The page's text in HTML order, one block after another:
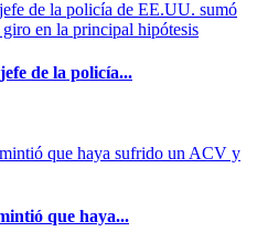
de la policía...
que haya...